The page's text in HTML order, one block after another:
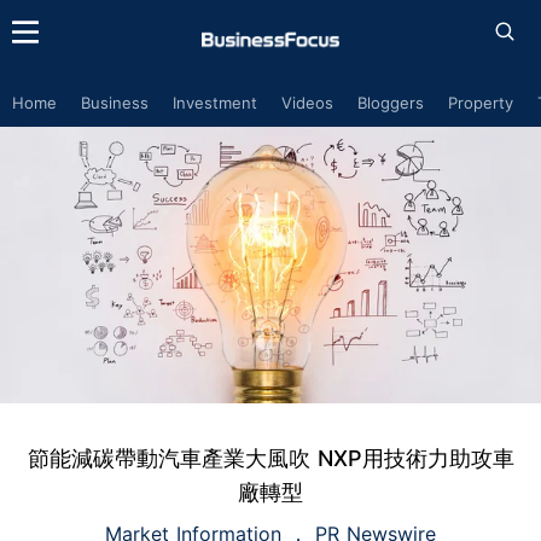
Home Business Investment Videos Bloggers Property
節能減碳帶動汽車產業大風吹 NXP用技術力助攻車
廠轉型
Market Information PR Newswire